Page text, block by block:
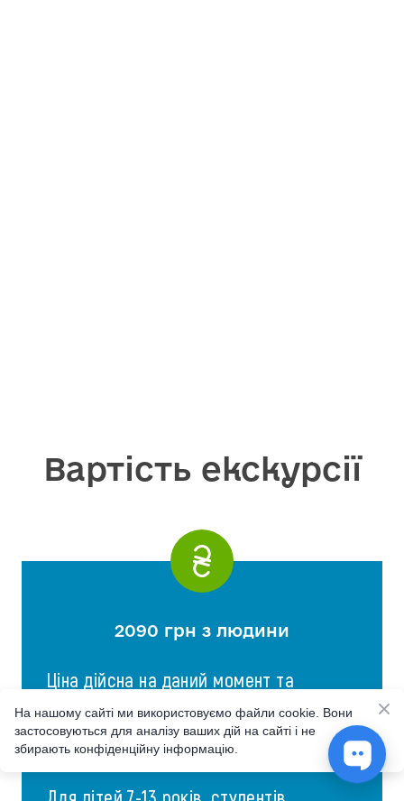
Вартість екскурсії
2090 грн з людини
Ціна дійсна на даний момент та
ближче до виїзду зросте. Для туристів
що забронювали тур вартість не
змінюється.
На нашому сайті ми використовуємо файли cookie. Вони
застосовуються для аналізу ваших дій на сайті і не
збирають конфіденційну інформацію.